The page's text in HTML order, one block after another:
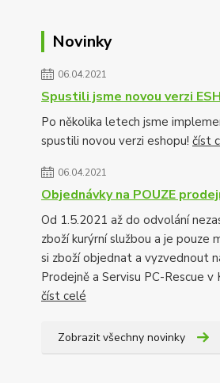
Novinky
06.04.2021
Spustili jsme novou verzi
Po několika letech jsme
spustili novou verzi eshopu! číst
06.04.2021
Objednávky na POUZE
Od 1.5.2021 až do odvolání
zboží kurýrní službou a je pouze
si zboží objednat a vyzvednout
Prodejně a Servisu PC-Rescue v
číst celé
Zobrazit všechny novinky